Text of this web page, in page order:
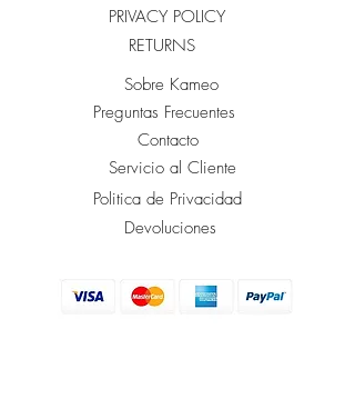
PRIVACY POLICY
RETURNS
Sobre Kameo
Preguntas Frecuentes
Contacto
Servicio al Cliente
Politica de Privacidad
Devoluciones